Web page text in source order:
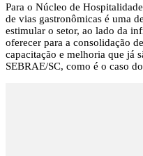
Para o Núcleo de
de vias gastronômicas é uma
estimular o setor, ao lado da
oferecer para a consolidação
capacitação e melhoria que já
SEBRAE/SC, como é o caso